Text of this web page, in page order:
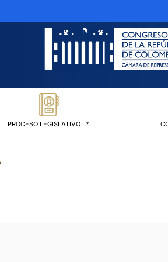
PROCESO LEGISLATIVO